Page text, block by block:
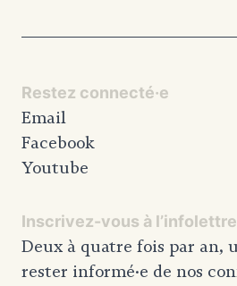
Restez connecté·e
Email
Facebook
Youtube
Inscrivez-vous à
Deux à quatre fois par an,
rester informé·e de nos